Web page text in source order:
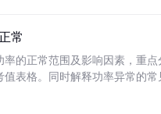
常
的正常范围及影响因素，重
表格。同时解释功率异常的